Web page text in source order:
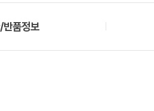
반품정보